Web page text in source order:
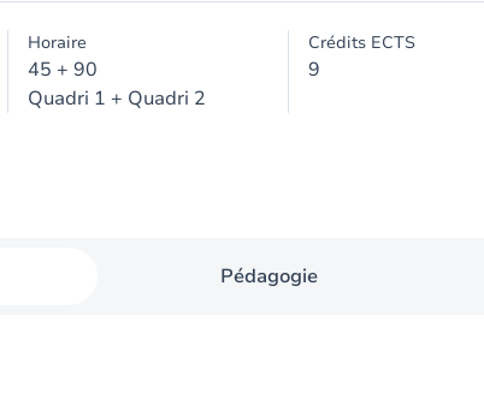
Horaire
45 + 90
Quadri 1 + Quadri 2
Crédits ECTS
9
Pédagogie